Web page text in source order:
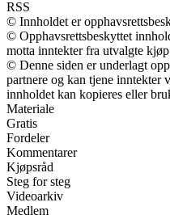
RSS
© Innholdet er
© Opphavsrettsbeskyttet
motta inntekter fra utvalgte
© Denne siden er underlagt
partnere og kan tjene inntekter
innholdet kan kopieres eller
Materiale
Gratis
Fordeler
Kommentarer
Kjøpsråd
Steg for steg
Videoarkiv
Medlem